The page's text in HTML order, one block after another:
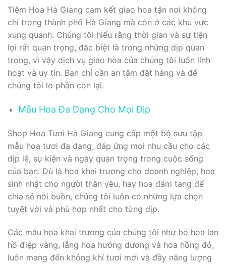
Tiệm Hoa Hà Giang cam kết giao hoa tận nơi không
chỉ trong thành phố Hà Giang mà còn ở các khu vực
xung quanh. Chúng tôi hiểu rằng thời gian và sự tiện
lợi rất quan trọng, đặc biệt là trong những dịp quan
trọng, vì vậy dịch vụ giao hoa của chúng tôi luôn linh
hoạt và uy tín. Bạn chỉ cần an tâm đặt hàng và để
chúng tôi lo phần còn lại.
Mẫu Hoa Đa Dạng Cho Mọi Dịp
Shop Hoa Tươi Hà Giang cung cấp một bộ sưu tập
mẫu hoa tươi đa dạng, đáp ứng mọi nhu cầu cho các
dịp lễ, sự kiện và ngày quan trọng trong cuộc sống
của bạn. Dù là hoa khai trương cho doanh nghiệp, hoa
sinh nhật cho người thân yêu, hay hoa đám tang để
chia sẻ nỗi buồn, chúng tôi luôn có những lựa chọn
tuyệt vời và phù hợp nhất cho từng dịp.
Các mẫu hoa khai trương của chúng tôi như bó hoa lan
hồ điệp vàng, lẵng hoa hướng dương và hoa hồng đỏ,
luôn mang đến không khí tươi mới và đầy năng lượng